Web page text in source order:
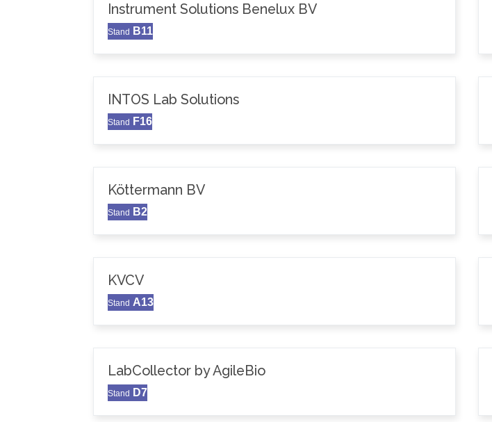
Instrument Solutions Benelux BV
Stand B11
INTOS Lab Solutions
Stand F16
Köttermann BV
Stand B2
KVCV
Stand A13
LabCollector by AgileBio
Stand D7